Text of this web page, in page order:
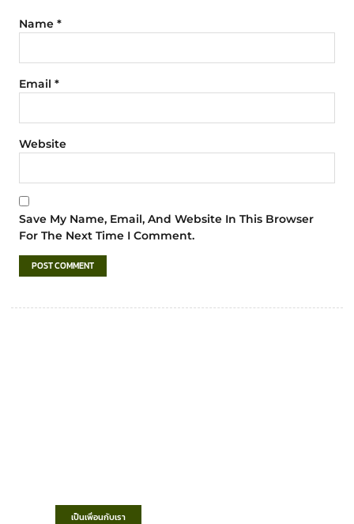
Name *
Email *
Website
Save My Name, Email, And Website In This Browser
For The Next Time I Comment.
เป็นเพื่อนกับเรา